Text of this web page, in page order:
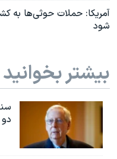
آمریکا: حملات حوثی‌ها به
شود
بیشتر بخوانید